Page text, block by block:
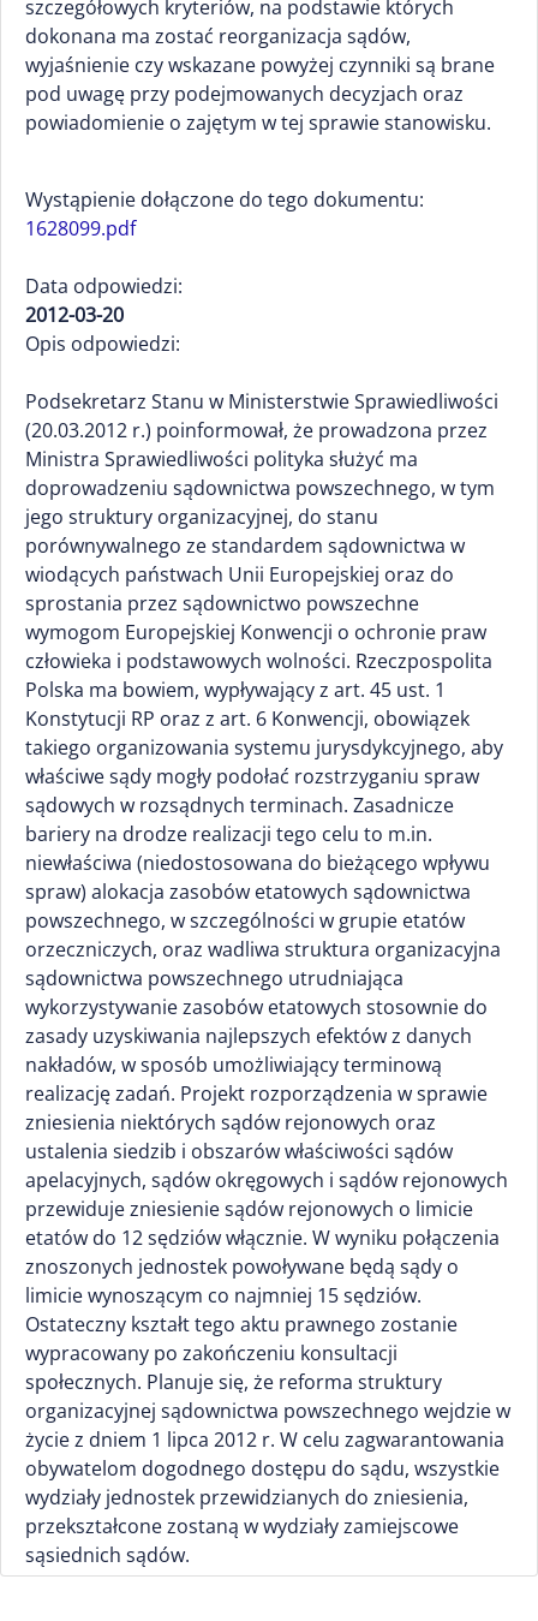
szczegółowych kryteriów, na podstawie których
dokonana ma zostać reorganizacja sądów,
wyjaśnienie czy wskazane powyżej czynniki są brane
pod uwagę przy podejmowanych decyzjach oraz
powiadomienie o zajętym w tej sprawie stanowisku.
Wystąpienie dołączone do tego dokumentu:
1628099.pdf
Data odpowiedzi:
2012-03-20
Opis odpowiedzi:
Podsekretarz Stanu w Ministerstwie Sprawiedliwości
(20.03.2012 r.) poinformował, że prowadzona przez
Ministra Sprawiedliwości polityka służyć ma
doprowadzeniu sądownictwa powszechnego, w tym
jego struktury organizacyjnej, do stanu
porównywalnego ze standardem sądownictwa w
wiodących państwach Unii Europejskiej oraz do
sprostania przez sądownictwo powszechne
wymogom Europejskiej Konwencji o ochronie praw
człowieka i podstawowych wolności. Rzeczpospolita
Polska ma bowiem, wypływający z art. 45 ust. 1
Konstytucji RP oraz z art. 6 Konwencji, obowiązek
takiego organizowania systemu jurysdykcyjnego, aby
właściwe sądy mogły podołać rozstrzyganiu spraw
sądowych w rozsądnych terminach. Zasadnicze
bariery na drodze realizacji tego celu to m.in.
niewłaściwa (niedostosowana do bieżącego wpływu
spraw) alokacja zasobów etatowych sądownictwa
powszechnego, w szczególności w grupie etatów
orzeczniczych, oraz wadliwa struktura organizacyjna
sądownictwa powszechnego utrudniająca
wykorzystywanie zasobów etatowych stosownie do
zasady uzyskiwania najlepszych efektów z danych
nakładów, w sposób umożliwiający terminową
realizację zadań. Projekt rozporządzenia w sprawie
zniesienia niektórych sądów rejonowych oraz
ustalenia siedzib i obszarów właściwości sądów
apelacyjnych, sądów okręgowych i sądów rejonowych
przewiduje zniesienie sądów rejonowych o limicie
etatów do 12 sędziów włącznie. W wyniku połączenia
znoszonych jednostek powoływane będą sądy o
limicie wynoszącym co najmniej 15 sędziów.
Ostateczny kształt tego aktu prawnego zostanie
wypracowany po zakończeniu konsultacji
społecznych. Planuje się, że reforma struktury
organizacyjnej sądownictwa powszechnego wejdzie w
życie z dniem 1 lipca 2012 r. W celu zagwarantowania
obywatelom dogodnego dostępu do sądu, wszystkie
wydziały jednostek przewidzianych do zniesienia,
przekształcone zostaną w wydziały zamiejscowe
sąsiednich sądów.